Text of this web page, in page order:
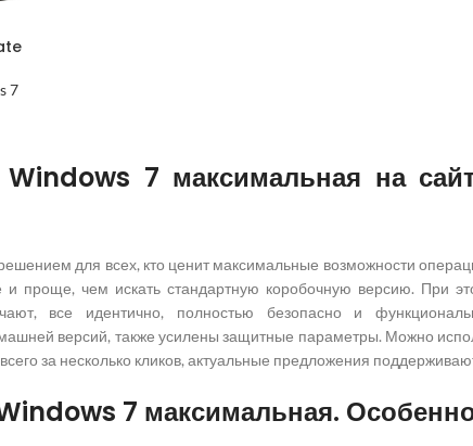
7
7 максимальная на
для всех, кто ценит максимальные возможности
и проще, чем искать стандартную коробочную версию. При
все идентично, полностью безопасно и
версий, также усилены защитные параметры. Можно
за несколько кликов, актуальные предложения
7 максимальная.